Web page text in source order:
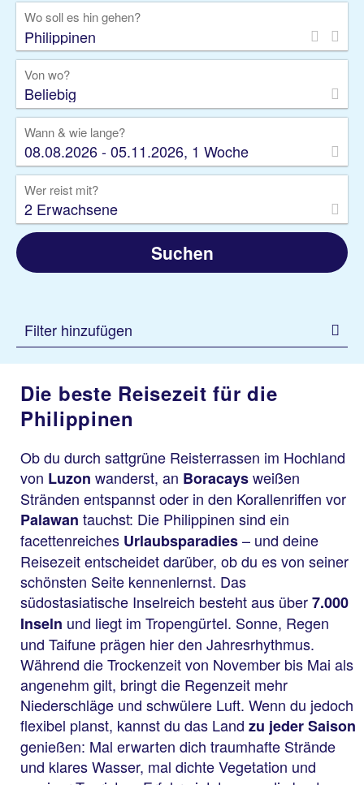
Rundreise
Kreuzfahrt
Gruppenreise
Camper Privattransfer
Wo soll es hin gehen?
Von wo?
Beliebig
Wann & wie lange?
08.08.2026 - 05.11.2026, 1 Woche
Wer reist mit?
2 Erwachsene
Suchen
Filter hinzufügen
Die beste Reisezeit für die
Philippinen
Ob du durch sattgrüne Reisterrassen im Hochland
von Luzon wanderst, an Boracaysweißen
Stränden entspannst oder in den Korallenriffen vor
Palawan tauchst: Die Philippinen sind ein
facettenreiches Urlaubsparadies– und deine
Reisezeit entscheidet darüber, ob du es von seiner
schönsten Seite kennenlernst. Das
südostasiatische Inselreich besteht aus über7.000
Inseln und liegt im Tropengürtel. Sonne, Regen
und Taifune prägen hier den Jahresrhythmus.
Während die Trockenzeit von November bis Mai als
angenehm gilt, bringt die Regenzeit mehr
Niederschläge und schwülere Luft. Wenn du jedoch
flexibel planst, kannst du das Land zu jeder Saison
genießen: Mal erwarten dich traumhafte Strände
und klares Wasser, mal dichte Vegetation und